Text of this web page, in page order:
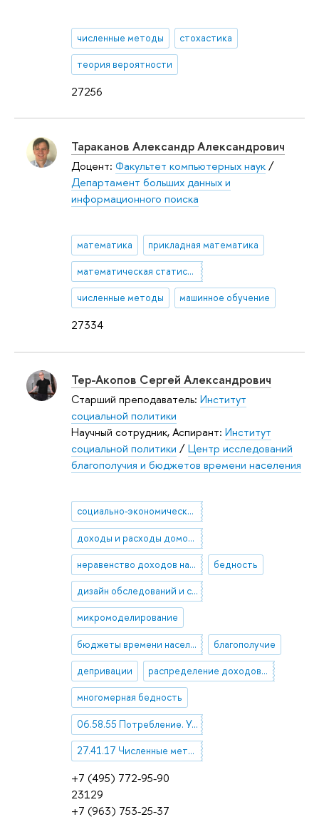
27256
численные методы стохастика
теория вероятности
27334
Тараканов Александр Александрович
Доцент: Факультет компьютерных наук/
Департамент больших данных и
информационного поиска
математика прикладная математика
математическая статистика
численные методы машинное обучение
+7 (495) 772-95-90
23129
+7 (963) 753-25-37
Тер-Акопов Сергей Александрович
Старший преподаватель: Институт
социальной политики
Научный сотрудник, Аспирант: Институт
социальной политики /Центр исследований
благополучия и бюджетов времени населения
социально-экономическое неравенство
доходы и расходы домохозяйств
неравенство доходов населения бедность
дизайн обследований и статистический анализ данных выборочных обследований
микромоделирование
бюджеты времени населения благополучие
депривации распределение доходов и расходов
многомерная бедность
06.58.55 Потребление. Уровень жизни. Благосостояние. Социальная политика
27.41.17 Численные методы анализа